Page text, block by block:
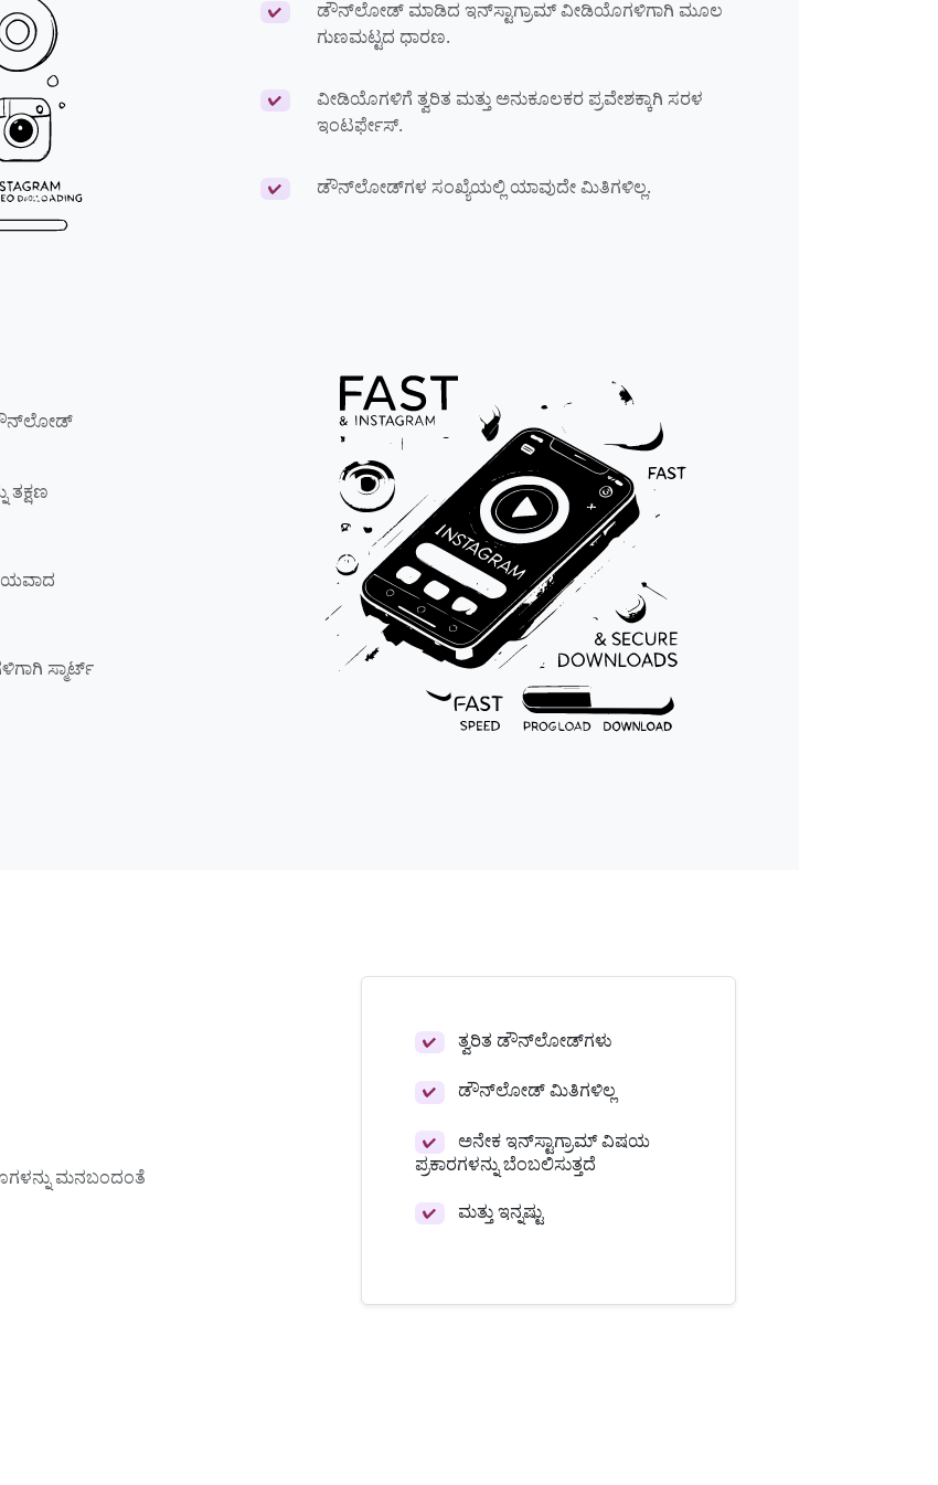
✔
ಡೌನ್‌ಲೋಡ್ ಮಾಡಿದ ಇನ್‌ಸ್ಟಾಗ್ರಾಮ್ ವೀಡಿಯೊಗಳಿಗಾಗಿ ಮೂಲ
ಗುಣಮಟ್ಟದ ಧಾರಣ.
✔
ವೀಡಿಯೊಗಳಿಗೆ ತ್ವರಿತ ಮತ್ತು ಅನುಕೂಲಕರ ಪ್ರವೇಶಕ್ಕಾಗಿ ಸರಳ
ಇಂಟರ್ಫೇಸ್.
✔ ಡೌನ್‌ಲೋಡ್‌ಗಳ ಸಂಖ್ಯೆಯಲ್ಲಿ ಯಾವುದೇ ಮಿತಿಗಳಿಲ್ಲ.
ಡೌನ್‌ಲೋಡ್
ತಕ್ಷಣ
ಸ್ಮಾರ್ಟ್
ಮನಬಂದಂತೆ
✔ ತ್ವರಿತ ಡೌನ್‌ಲೋಡ್‌ಗಳು
✔ ಡೌನ್‌ಲೋಡ್ ಮಿತಿಗಳಿಲ್ಲ
✔
ಅನೇಕ ಇನ್‌ಸ್ಟಾಗ್ರಾಮ್ ವಿಷಯ
ಪ್ರಕಾರಗಳನ್ನು ಬೆಂಬಲಿಸುತ್ತದೆ
✔ ಮತ್ತು ಇನ್ನಷ್ಟು